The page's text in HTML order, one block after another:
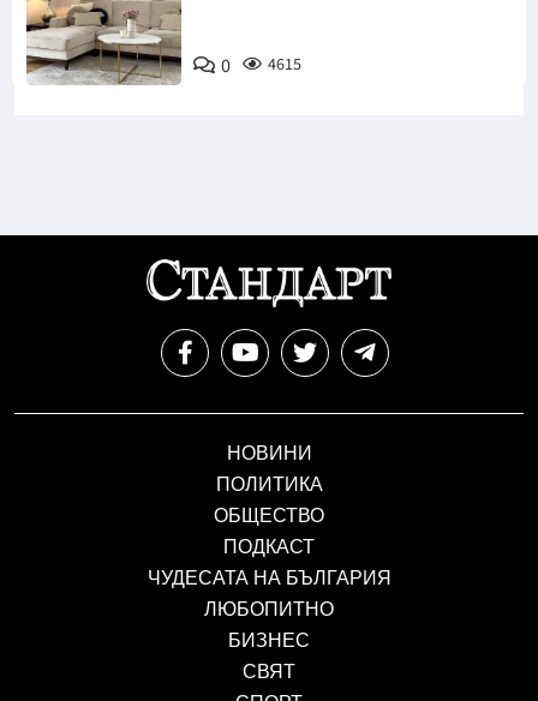
0 4615
НОВИНИ
ПОЛИТИКА
ОБЩЕСТВО
ПОДКАСТ
ЧУДЕСАТА НА БЪЛГАРИЯ
ЛЮБОПИТНО
БИЗНЕС
СВЯТ